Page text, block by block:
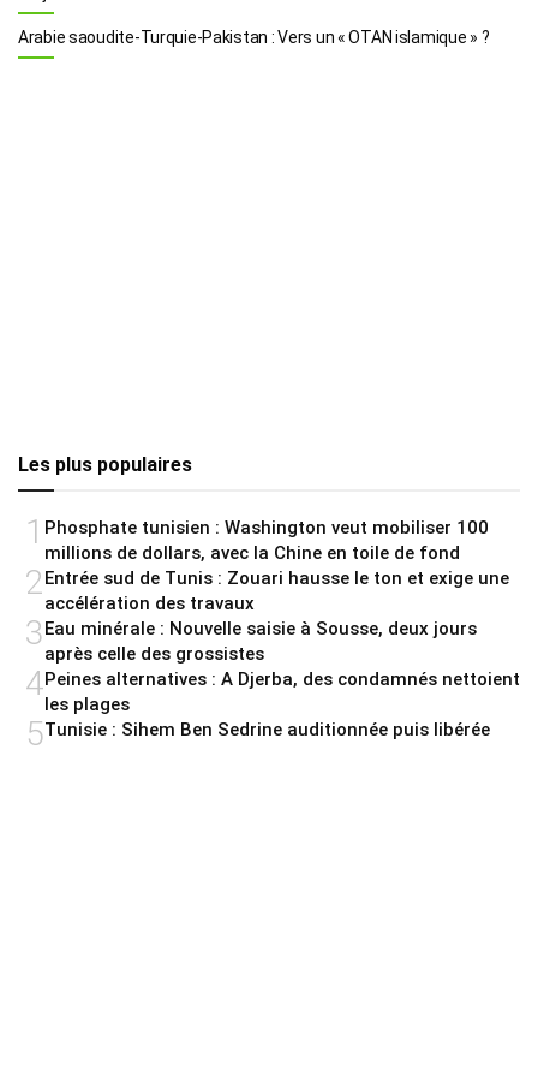
Arabie saoudite-Turquie-Pakistan : Vers un « OTAN islamique » ?
Les plus populaires
1 Phosphate tunisien : Washington veut mobiliser 100
millions de dollars, avec la Chine en toile de fond
2Entrée sud de Tunis : Zouari hausse le ton et exige une
accélération des travaux
3Eau minérale : Nouvelle saisie à Sousse, deux jours
après celle des grossistes
4Peines alternatives : A Djerba, des condamnés nettoient
les plages
5Tunisie : Sihem Ben Sedrine auditionnée puis libérée